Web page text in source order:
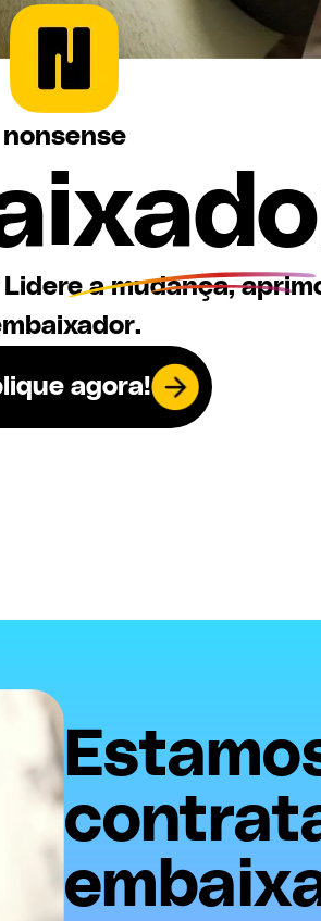
nonsense
a mudança,
agora!